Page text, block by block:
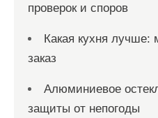
проверок и споров
Какая кухня лучше:
заказ
Алюминиевое
защиты от непогоды